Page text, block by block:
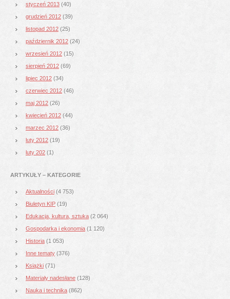
styczeń 2013 (40)
grudzień 2012 (39)
listopad 2012 (25)
październik 2012 (24)
wrzesień 2012 (15)
sierpień 2012 (69)
lipiec 2012 (34)
czerwiec 2012 (46)
maj 2012 (26)
kwiecień 2012 (44)
marzec 2012 (36)
luty 2012 (19)
luty 202 (1)
ARTYKUŁY – KATEGORIE
Aktualności (4 753)
Biuletyn KIP (19)
Edukacja, kultura, sztuka (2 064)
Gospodarka i ekonomia (1 120)
Historia (1 053)
Inne tematy (376)
Książki (71)
Materiały nadesłane (128)
Nauka i technika (862)